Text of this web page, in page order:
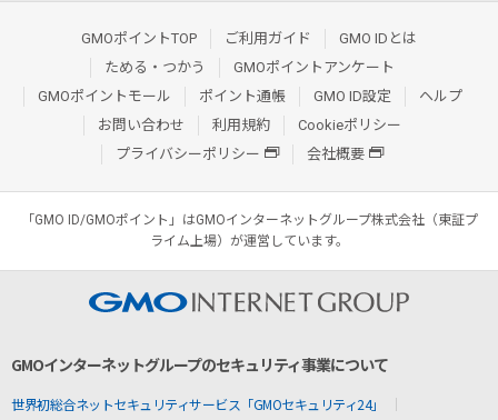
GMOポイントTOP ご利用ガイド
GMO IDとは
ためる・つかう
GMOポイントアンケート
GMOポイントモール
ポイント通帳 GMO ID設定
ヘルプ
お問い合わせ
利用規約
Cookieポリシー
プライバシーポリシー
会社概要
「GMO ID/GMOポイント」はGMOインターネットグループ株式会社（東証プ
ライム上場）が運営しています。
GMOインターネットグループのセキュリティ事業について
世界初総合ネットセキュリティサービス「GMOセキュリティ24」